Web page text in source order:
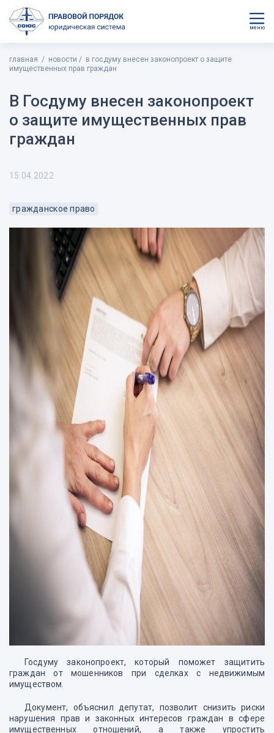
меню
главная новости
в госдуму внесен законопроект о защите
имущественных прав граждан
В Госдуму внесен законопроект
о защите имущественных прав
граждан
15.04.2022
гражданское право
Госдуму законопроект, который поможет защитить
граждан от мошенников при сделках с недвижимым
имуществом.
Документ, объяснил депутат, позволит снизить риски
нарушения прав и законных интересов граждан в сфере
имущественных отношений, а также упростить